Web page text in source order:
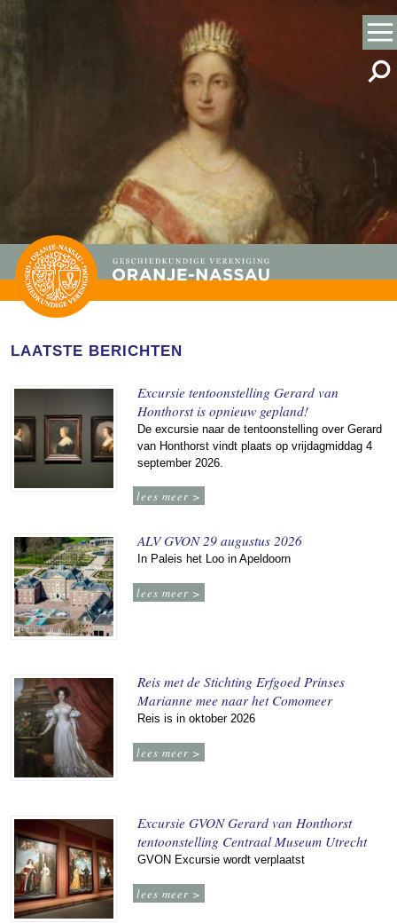
LAATSTE BERICHTEN
Excursie tentoonstelling Gerard van
Honthorst is opnieuw gepland!
De excursie naar de tentoonstelling over Gerard
van Honthorst vindt plaats op vrijdagmiddag 4
september 2026.
lees meer >
ALV GVON 29 augustus 2026
In Paleis het Loo in Apeldoorn
lees meer >
Reis met de Stichting Erfgoed Prinses
Marianne mee naar het Comomeer
Reis is in oktober 2026
lees meer >
Excursie GVON Gerard van Honthorst
tentoonstelling Centraal Museum Utrecht
GVON Excursie wordt verplaatst
lees meer >